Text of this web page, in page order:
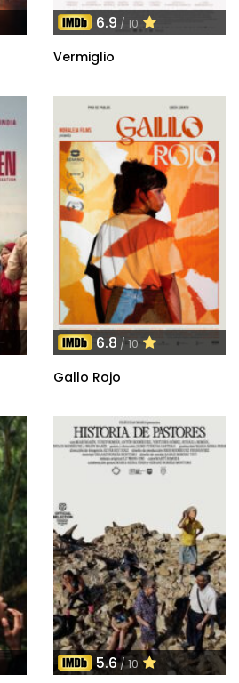
6.9 / 10
Vermiglio
6.8 / 10
Gallo Rojo
5.6/ 10